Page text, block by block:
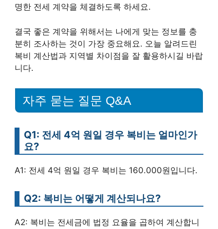
명한 전세 계약을 체결하도록 하세요.
결국 좋은 계약을 위해서는 나에게 맞는 정보를 충
분히 조사하는 것이 가장 중요해요. 오늘 알려드린
복비 계산법과 지역별 차이점을 잘 활용하시길 바랍
니다.
자주 묻는 질문 Q&A
Q1: 전세 4억 원일 경우 복비는 얼마인가
요?
A1: 전세 4억 원일 경우 복비는 160.000원입니다.
Q2: 복비는 어떻게 계산되나요?
A2: 복비는 전세금에 법정 요율을 곱하여 계산합니